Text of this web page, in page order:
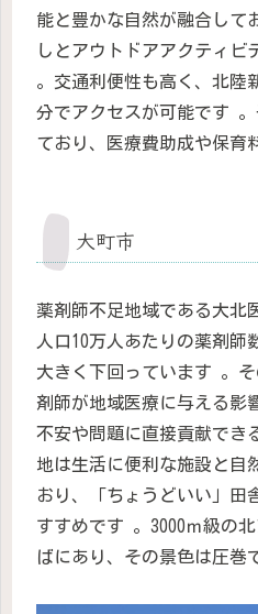
能と豊かな自然が融合して
しとアウトドアアクティビ
。交通利便性も高く、北陸
分でアクセスが可能です
ており、医療費助成や保育
大町市
薬剤師不足地域である大北
人口10万人あたりの薬剤師
大きく下回っています 。
剤師が地域医療に与える影
不安や問題に直接貢献でき
地は生活に便利な施設と自
おり、「ちょうどいい」田
すすめです 。3000ｍ級の
ばにあり、その景色は圧巻